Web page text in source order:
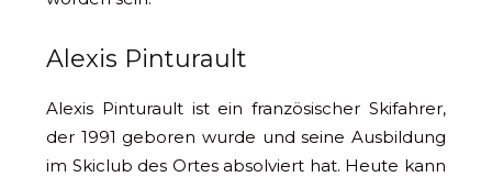
Alexis Pinturault
Alexis Pinturault ist ein französischer Skifahrer,
der 1991 geboren wurde und seine Ausbildung
im Skiclub des Ortes absolviert hat. Heute kann